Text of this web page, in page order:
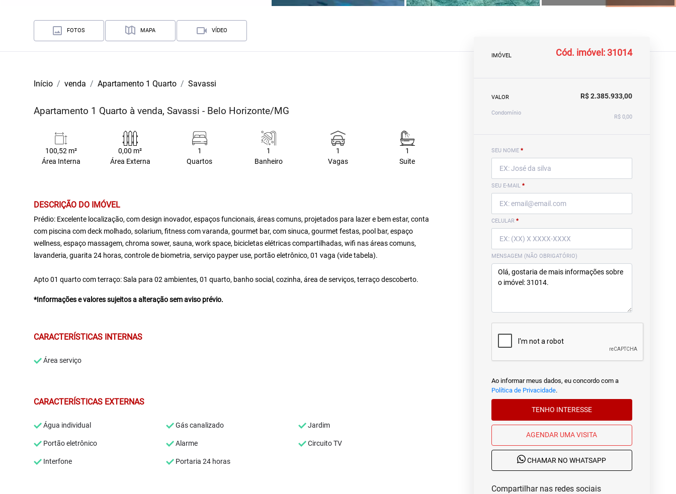
FOTOS MAPA VÍDEO
Início venda Apartamento 1 Quarto Savassi
Apartamento 1 Quarto à venda, Savassi - Belo Horizonte/MG
100,52 m²
Área Interna
0,00 m²
Área Externa
1
Quartos
1
Banheiro
1
Vagas
1
Suite
DESCRIÇÃO DO IMÓVEL
Prédio: Excelente localização, com design inovador, espaços funcionais, áreas comuns, projetados para lazer e bem estar, conta
com piscina com deck molhado, solarium, fitness com varanda, gourmet bar, com sinuca, gourmet festas, pool bar, espaço
wellness, espaço massagem, chroma sower, sauna, work space, bicicletas elétricas compartilhadas, wifi nas áreas comuns,
lavanderia, guarita 24 horas, controle de biometria, serviço payper use, portão eletrônico, 01 vaga (vide tabela).
Apto 01 quarto com terraço: Sala para 02 ambientes, 01 quarto, banho social, cozinha, área de serviços, terraço descoberto.
*Informações e valores sujeitos a alteração sem aviso prévio.
CARACTERÍSTICAS INTERNAS
Área serviço
CARACTERÍSTICAS EXTERNAS
Água individual Gás canalizado Jardim
Portão eletrônico Alarme Circuito TV
Interfone Portaria 24 horas
IMÓVEL Cód. imóvel: 31014
VALOR R$ 2.385.933,00
Condomínio
R$ 0,00
SEU NOME *
SEU E-MAIL *
CELULAR *
MENSAGEM (NÃO OBRIGATÓRIO)
Ao informar meus dados, eu concordo com a
Política de Privacidade.
TENHO INTERESSE
AGENDAR UMA VISITA
CHAMAR NO WHATSAPP
Compartilhar nas redes sociais